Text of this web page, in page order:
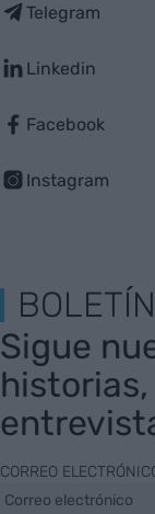
Telegram
Linkedin
Facebook
Instagram
BOLETÍN
Sigue
CORREO